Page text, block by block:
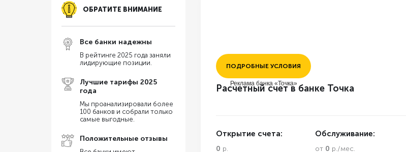
Резервирование счета онлайн
Бесплатная бухгалтерия
Выгодное внесение наличных
Перевод на карту физ. лица
ОБРАТИТЕ ВНИМАНИЕ
Все банки надежны
В рейтинге 2025 года заняли
лидирующие позиции.
Лучшие тарифы 2025
года
Мы проанализировали более
100 банков и собрали только
самые выгодные.
Положительные отзывы
ПОДРОБНЫЕ УСЛОВИЯ
Реклама банка «Точка»
Расчетный счет в банке Точка
Открытие счета:
0 р.
Обслуживание:
от 0 р./мес.